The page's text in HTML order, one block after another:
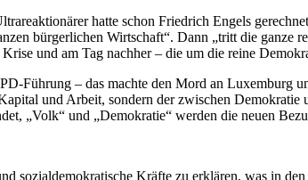
hatte schon Friedrich Engels
bürgerlichen Wirtschaft“. Dann „tritt die
und am Tag nachher – die um die reine
Führung – das machte den Mord an
und Arbeit, sondern der zwischen
„Volk“ und „Demokratie“ werden die neuen
sozialdemokratische Kräfte zu erklären, was in